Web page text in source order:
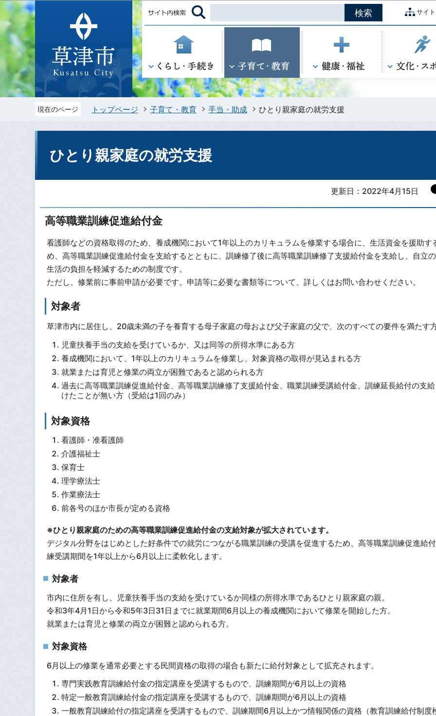
このページの本文へ移動
サイ
現在のページ トップページ 子育て・教育 手当・助成 ひとり親家庭の就労支援
ひとり親家庭の就労支援
更新日：2022年4月15日
高等職業訓練促進給付金
看護師などの資格取得のため、養成機関において1年以上のカリキュラムを修業する場合に、生活資金を援助す
め、高等職業訓練促進給付金を支給するとともに、訓練修了後に高等職業訓練修了支援給付金を支給し、自立
生活の負担を軽減するための制度です。
ただし、修業前に事前申請が必要です。申請等に必要な書類等について、詳しくはお問い合わせください。
対象者
草津市内に居住し、20歳未満の子を養育する母子家庭の母および父子家庭の父で、次のすべての要件を満たす
児童扶養手当の支給を受けているか、又は同等の所得水準にある方
養成機関において、1年以上のカリキュラムを修業し、対象資格の取得が見込まれる方
就業または育児と修業の両立が困難であると認められる方
過去に高等職業訓練促進給付金、高等職業訓練修了支援給付金、職業訓練受講給付金、訓練延長給付の支
けたことが無い方（受給は1回のみ）
対象資格
看護師・准看護師
介護福祉士
保育士
理学療法士
作業療法士
前各号のほか市長が定める資格
※ひとり親家庭のための高等職業訓練促進給付金の支給対象が拡大されています。
デジタル分野をはじめとした好条件での就労につながる職業訓練の受講を促進するため、高等職業訓練促進給
練受講期間を1年以上から6月以上に柔軟化します。
対象者
市内に住所を有し、児童扶養手当の支給を受けているか同様の所得水準であるひとり親家庭の親。
令和3年4月1日から令和5年3日31日までに就業期間6月以上の養成機関において修業を開始した方。
就業または育児と修業の両立が困難と認められる方。
対象資格
6月以上の修業を通常必要とする民間資格の取得の場合も新たに給付対象として拡充されます。
専門実践教育訓練給付金の指定講座を受講するもので、訓練期間が6月以上の資格
特定一般教育訓練給付金の指定講座を受講するもので、訓練期間が6月以上の資格
一般教育訓練給付の指定講座を受講するもので、訓練期間6月以上かつ情報関係の資格（教育訓練給付制度